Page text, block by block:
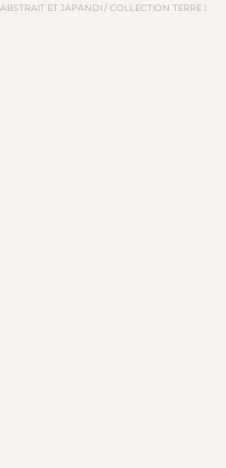
ABSTRAIT ET JAPANDI / COLLECTION TERRE I